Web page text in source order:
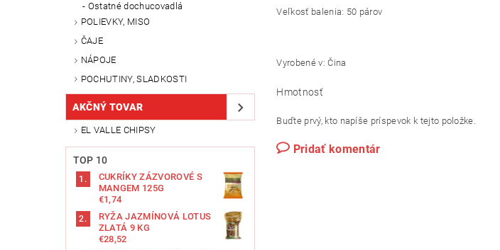
Ostatné dochucovadlá
POLIEVKY, MISO
ČAJE
NÁPOJE
POCHUTINY, SLADKOSTI
AKČNÝ TOVAR
EL VALLE CHIPSY
TOP 10
CUKRÍKY ZÁZVOROVÉ S
MANGEM 125G
€1,74
RYŽA JAZMÍNOVÁ LOTUS
ZLATÁ 9 KG
€28,52
Veľkosť balenia: 50 párov
Vyrobené v: Čina
Hmotnosť
Buďte prvý, kto napíše príspevok k tejto položke.
Pridať komentár